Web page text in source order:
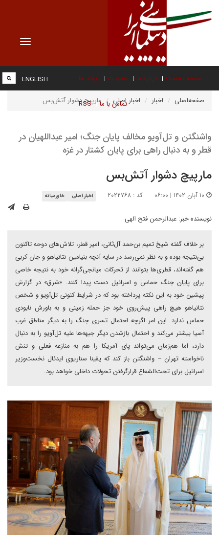
Toggle
صفحه نخست درباره ما عضویت پیوند ها
تماس با ما RSS
ENGLISH
صفحه‌اصلی اخبار اخبار اصلی مارپیچ دشوار آتش‌بس
واشنگتن و تل‌آویو مخالف پایان جنگ؛ امیر عبداللهیان در
قطر و به دنبال راهی برای پایان کشتار در غزه
مارپیچ دشوار آتش‌بس
کد : ۲۰۲۲۷۶۸ اخبار اصلی خاورمیانه
نویسنده خبر: عبدالرحمن فتح الهی
بر خلاف گفته شیخ تمیم بن‌حمد آل‌ثانی، امیر قطر، تلاش‌های دوحه تاکنون
بی‌نتیجه بوده و به نظر نمی‌رسد در سایه آنچه بنیامین نتانیاهو و جان کربی
هم گفته‌اند، قطری‌ها بتوانند از تحرکات میانجی‌گرانه خود به نتیجه خاصی
برای پایان جنگ حماس و اسرائیل دست پیدا کنند. «شرق» در گزارش
پیشین خود به این نکته پرداخته بود که در شرایط کنونی تل‌‌آویو و شخص
نتانیاهو هیچ راهی پیش‌روی خود جز حمله زمینی و به باورش نابودی
حماس ندارد. این امر اگرچه احتمال تسری جنگ را به دیگر مناطق غرب
آسیا بیشتر می‌کند و احتمال بازشدن دیگر جبهه‌ها علیه تل‌‌آویو را به دنبال
دارد، اما هم‌زمان می‌تواند پای آمریکا را هم به منازعه فعلی و تنش
ناخواسته تهران – واشنگتن باز کند که یقینا سناریوی ایدئال نخست‌وزیر
اسرائیل برای تحت‌الشعاع قرارگرفتن تحولات داخلی خواهد بود.